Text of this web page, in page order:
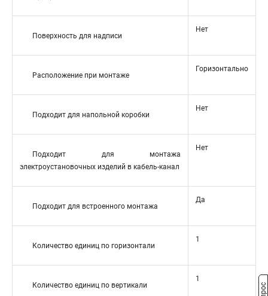
Поверхность для надписи
Нет
Расположение при монтаже
Горизонтально
Подходит для напольной коробки
Нет
Подходит для монтажа
электроустановочных изделий в кабель-канал
Нет
Подходит для встроенного монтажа
Да
Количество единиц по горизонтали
1
Количество единиц по вертикали
1